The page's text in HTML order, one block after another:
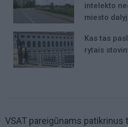
intelekto
miesto
Kas tas
rytais
VSAT pareigūnams patikrinus